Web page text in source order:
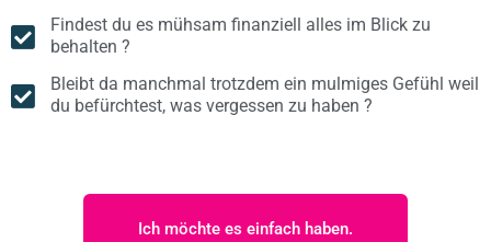
Findest du es mühsam finanziell alles im Blick zu
behalten ?
Bleibt da manchmal trotzdem ein mulmiges Gefühl weil
du befürchtest, was vergessen zu haben ?
Ich möchte es einfach haben.